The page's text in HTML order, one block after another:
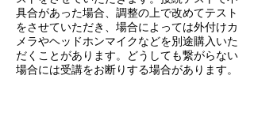
具合があった場合、調整の上で改めてテスト
をさせていただき、場合によっては外付けカ
メラやヘッドホンマイクなどを別途購入いた
だくことがあります。どうしても繋がらない
場合には受講をお断りする場合があります。